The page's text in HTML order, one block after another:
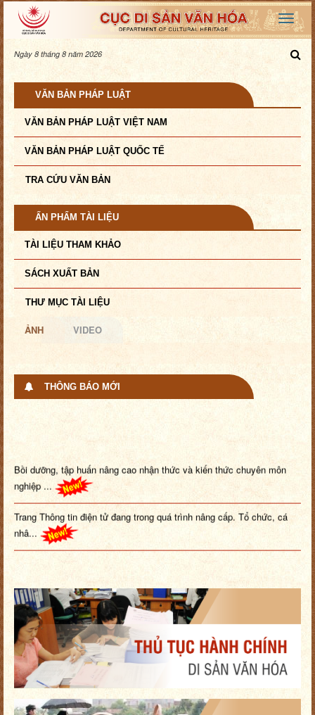
Ngày 8 tháng 8 năm 2026
VĂN BẢN PHÁP LUẬT
VĂN BẢN PHÁP LUẬT VIỆT NAM
VĂN BẢN PHÁP LUẬT QUỐC TẾ
TRA CỨU VĂN BẢN
ẤN PHẨM TÀI LIỆU
TÀI LIỆU THAM KHẢO
SÁCH XUẤT BẢN
THƯ MỤC TÀI LIỆU
ẢNH VIDEO
THÔNG BÁO MỚI
Bồi dưỡng, tập huấn nâng cao nhận thức và kiến thức chuyên môn
nghiệp ...
Trang Thông tin điện tử đang trong quá trình nâng cấp. Tổ chức, cá
nhâ...